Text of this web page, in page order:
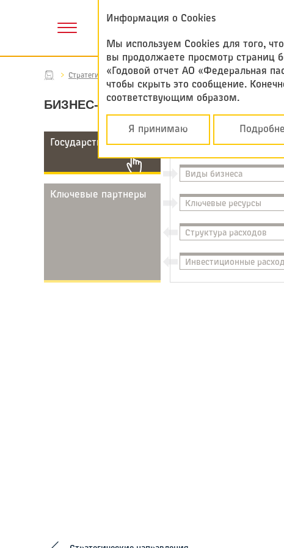
Годовой отчет
Стратегия Бизнес-модель
БИЗНЕС-МОДЕЛЬ
Государство
Ключевые партнеры
АО «ФПК»
Виды бизнеса
Ключевые ресурсы
Структура расходов
Инвестиционные
Информация о Cookies
Мы используем Cookies для того,
вы продолжаете просмотр страниц
«Годовой отчет АО «Федеральная
чтобы скрыть это сообщение.
соответствующим образом.
Я принимаю